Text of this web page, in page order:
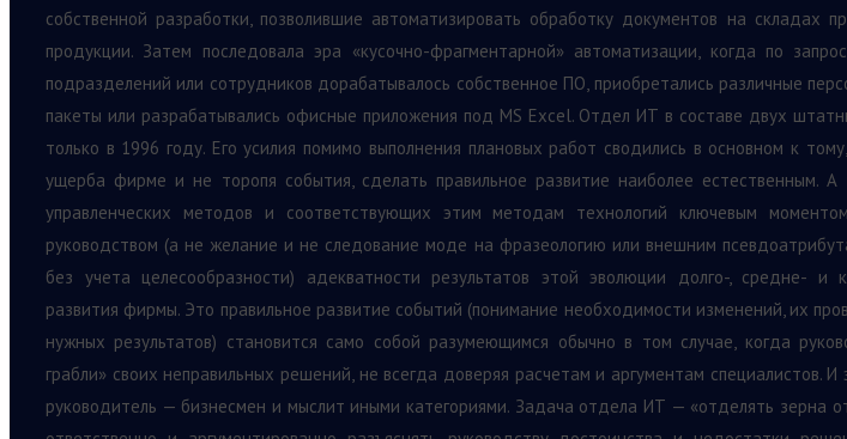
собственной разработки, позволившие автоматизировать обработку документов на складах
продукции. Затем последовала эра «кусочно-фрагментарной» автоматизации, когда по
подразделений или сотрудников дорабатывалось собственное ПО, приобретались различные
пакеты или разрабатывались офисные приложения под MS Excel. Отдел ИТ в составе двух
только в 1996 году. Его усилия помимо выполнения плановых работ сводились в основном к
ущерба фирме и не торопя события, сделать правильное развитие наиболее естественным. А
управленческих методов и соответствующих этим методам технологий ключевым
руководством (а не желание и не следование моде на фразеологию или внешним
без учета целесообразности) адекватности результатов этой эволюции долго-, средне- и
развития фирмы. Это правильное развитие событий (понимание необходимости изменений, их
нужных результатов) становится само собой разумеющимся обычно в том случае, когда
грабли» своих неправильных решений, не всегда доверяя расчетам и аргументам специалистов. И
руководитель — бизнесмен и мыслит иными категориями. Задача отдела ИТ — «отделять зерна